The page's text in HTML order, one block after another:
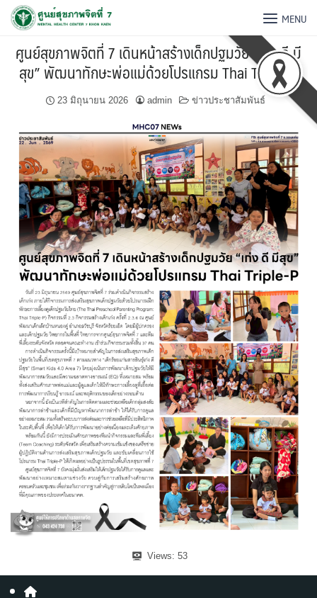
MENU
ศูนย์สุขภาพจิตที่ 7 เดินหน้าสร้างเด็กปฐมวัย “เก่ง ดี มี
สุข” พัฒนาทักษะพ่อแม่ด้วยโปรแกรม Thai Triple-P
23 มิถุนายน 2026 admin ข่าวประชาสัมพันธ์
Views: 53